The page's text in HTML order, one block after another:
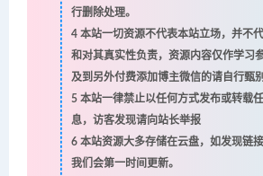
行删除处理。
4本站一切资源不代表本站立场，并不
和对其真实性负责，资源内容仅作学习
及到另外付费添加博主微信的请自行甄
5本站一律禁止以任何方式发布或转载
息，访客发现请向站长举报
6本站资源大多存储在云盘，如发现链接
我们会第一时间更新。